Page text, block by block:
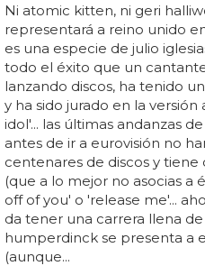
Ni atomic kitten, ni geri
representará a reino unido
es una especie de julio
todo el éxito que un
lanzando discos, ha tenido
y ha sido jurado en la
idol'... las últimas andanzas
antes de ir a eurovisión no
centenares de discos y
(que a lo mejor no asocias a
off of you' o 'release me'...
da tener una carrera llena
humperdinck se presenta a
(aunque...